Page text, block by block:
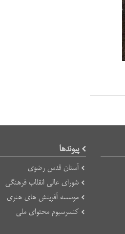
پیوند‌ها
آستان قدس رضوی
شورای عالی انقلاب فرهنگی
موسسه آفرینش های هنری
کنسرسیوم محتوای ملی